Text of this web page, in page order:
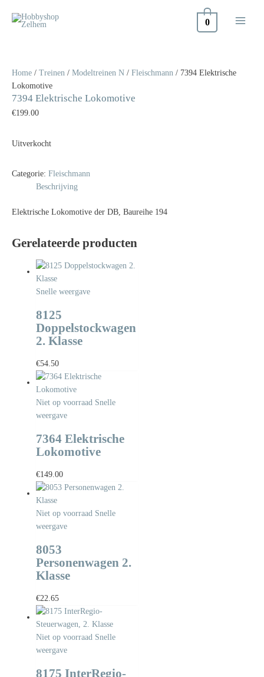
naar
0
Home / Treinen / Modeltreinen N / Fleischmann / 7394 Elektrische
Lokomotive
7394 Elektrische Lokomotive
€199.00
Uitverkocht
Categorie: Fleischmann
Beschrijving
Elektrische Lokomotive der DB, Baureihe 194
Gerelateerde producten
Snelle weergave
8125
Doppelstockwagen
2. Klasse
€54.50
Niet op voorraad Snelle
weergave
7364 Elektrische
Lokomotive
€149.00
Niet op voorraad Snelle
weergave
8053
Personenwagen 2.
Klasse
€22.65
Niet op voorraad Snelle
weergave
8175 InterRegio-